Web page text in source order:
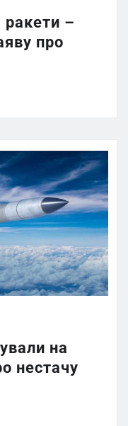
ракети –
про
на
нестачу